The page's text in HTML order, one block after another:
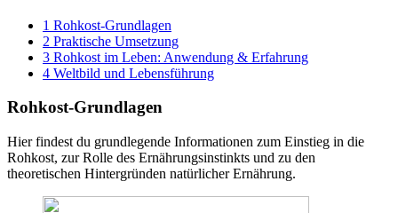
1 Rohkost-Grundlagen
2 Praktische Umsetzung
3 Rohkost im Leben: Anwendung & Erfahrung
4 Weltbild und Lebensführung
Rohkost-Grundlagen
Hier findest du grundlegende Informationen zum Einstieg in die
Rohkost, zur Rolle des Ernährungsinstinkts und zu den
theoretischen Hintergründen natürlicher Ernährung.